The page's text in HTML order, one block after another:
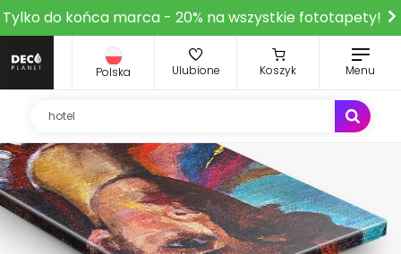
Tylko do końca marca - 20% na wszystkie fototapety!
Polska Ulubione Koszyk Menu